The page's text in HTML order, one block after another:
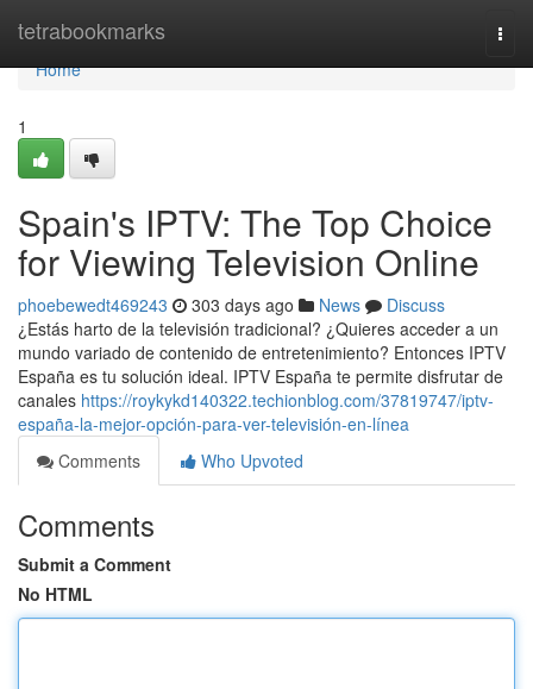
tetrabookmarks
Home
Home
1
Spain's IPTV: The Top Choice
for Viewing Television Online
phoebewedt469243 303 days ago News
Discuss
¿Estás harto de la televisión tradicional? ¿Quieres acceder a un
mundo variado de contenido de entretenimiento? Entonces IPTV
España es tu solución ideal. IPTV España te permite disfrutar de
canales https://roykykd140322.techionblog.com/37819747/iptv-
españa-la-mejor-opción-para-ver-televisión-en-línea
Comments
Who Upvoted
Comments
Submit a Comment
No HTML